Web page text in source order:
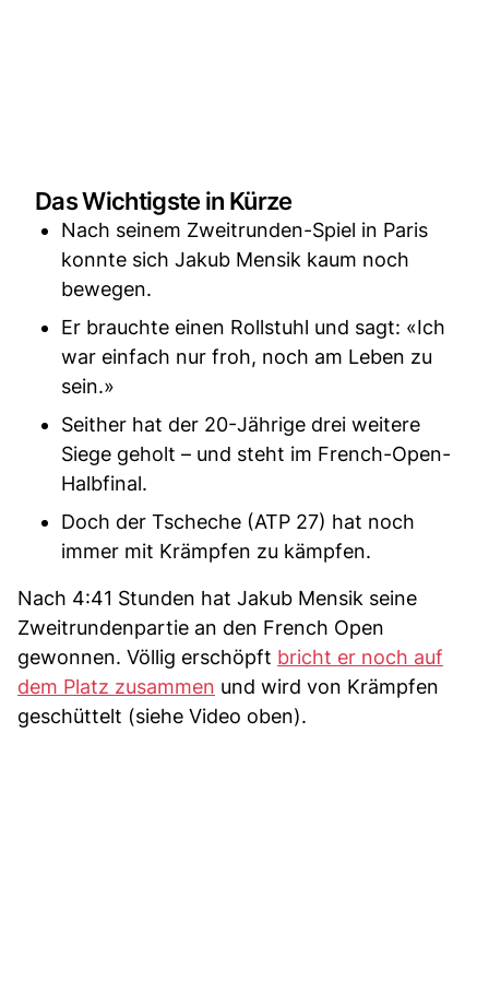
Das Wichtigste in Kürze
Nach seinem Zweitrunden-Spiel in Paris
konnte sich Jakub Mensik kaum noch
bewegen.
Er brauchte einen Rollstuhl und sagt: «Ich
war einfach nur froh, noch am Leben zu
sein.»
Seither hat der 20-Jährige drei weitere
Siege geholt – und steht im French-Open-
Halbfinal.
Doch der Tscheche (ATP 27) hat noch
immer mit Krämpfen zu kämpfen.
Nach 4:41 Stunden hat Jakub Mensik seine
Zweitrundenpartie an den French Open
gewonnen. Völlig erschöpft bricht er noch auf
dem Platz zusammen und wird von Krämpfen
geschüttelt (siehe Video oben).